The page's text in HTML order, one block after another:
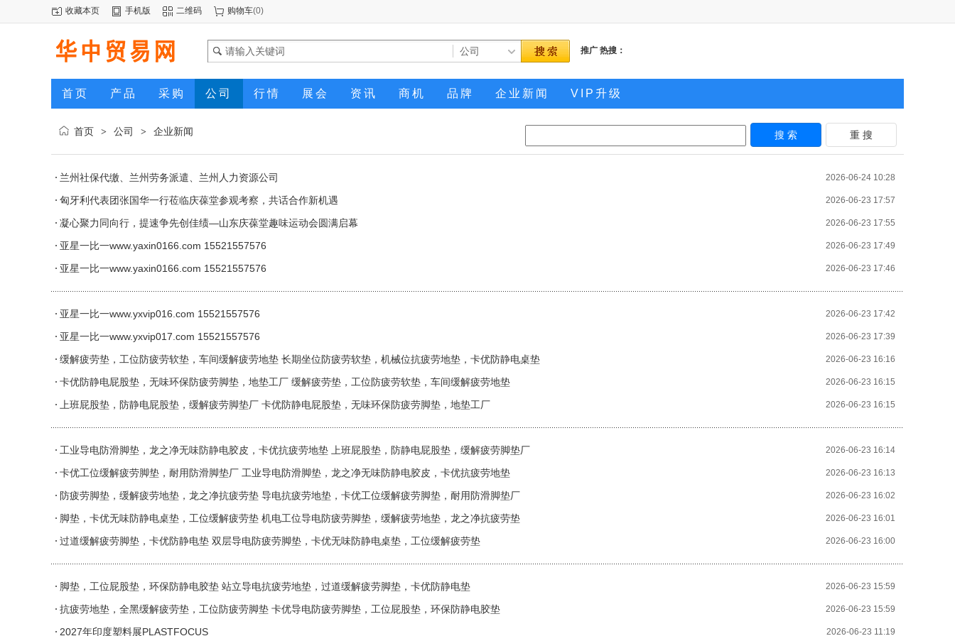
收藏本页 手机版 二维码 购物车(0)
推广 热搜：
首页 产品 采购 公司 行情 展会 资讯 商机 品牌 企业新闻 VIP升级
首页 > 公司 > 企业新闻
2026-06-24 10:28
兰州社保代缴、兰州劳务派遣、兰州人力资源公司
2026-06-23 17:57
匈牙利代表团张国华一行莅临庆葆堂参观考察，共话合作新机遇
2026-06-23 17:55
凝心聚力同向行，提速争先创佳绩—山东庆葆堂趣味运动会圆满启幕
2026-06-23 17:49
亚星一比一www.yaxin0166.com 15521557576
2026-06-23 17:46
亚星一比一www.yaxin0166.com 15521557576
2026-06-23 17:42
亚星一比一www.yxvip016.com 15521557576
2026-06-23 17:39
亚星一比一www.yxvip017.com 15521557576
2026-06-23 16:16
缓解疲劳垫，工位防疲劳软垫，车间缓解疲劳地垫 长期坐位防疲劳软垫，机械位抗疲劳地垫，卡优防静电桌垫
2026-06-23 16:15
卡优防静电屁股垫，无味环保防疲劳脚垫，地垫工厂 缓解疲劳垫，工位防疲劳软垫，车间缓解疲劳地垫
2026-06-23 16:15
上班屁股垫，防静电屁股垫，缓解疲劳脚垫厂 卡优防静电屁股垫，无味环保防疲劳脚垫，地垫工厂
2026-06-23 16:14
工业导电防滑脚垫，龙之净无味防静电胶皮，卡优抗疲劳地垫 上班屁股垫，防静电屁股垫，缓解疲劳脚垫厂
2026-06-23 16:13
卡优工位缓解疲劳脚垫，耐用防滑脚垫厂 工业导电防滑脚垫，龙之净无味防静电胶皮，卡优抗疲劳地垫
2026-06-23 16:02
防疲劳脚垫，缓解疲劳地垫，龙之净抗疲劳垫 导电抗疲劳地垫，卡优工位缓解疲劳脚垫，耐用防滑脚垫厂
2026-06-23 16:01
脚垫，卡优无味防静电桌垫，工位缓解疲劳垫 机电工位导电防疲劳脚垫，缓解疲劳地垫，龙之净抗疲劳垫
2026-06-23 16:00
过道缓解疲劳脚垫，卡优防静电垫 双层导电防疲劳脚垫，卡优无味防静电桌垫，工位缓解疲劳垫
2026-06-23 15:59
脚垫，工位屁股垫，环保防静电胶垫 站立导电抗疲劳地垫，过道缓解疲劳脚垫，卡优防静电垫
2026-06-23 15:59
抗疲劳地垫，全黑缓解疲劳垫，工位防疲劳脚垫 卡优导电防疲劳脚垫，工位屁股垫，环保防静电胶垫
2026-06-23 11:19
2027年印度塑料展PLASTFOCUS